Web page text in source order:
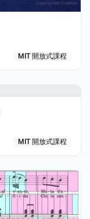
MIT 開放式課程
MIT 開放式課程